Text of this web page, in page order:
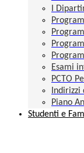
I
Esami
PCTO
Indirizzi
Piano
Studenti e